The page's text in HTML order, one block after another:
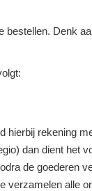
Denk
hierbij rekening
dan dient het
de goederen
verzamelen alle